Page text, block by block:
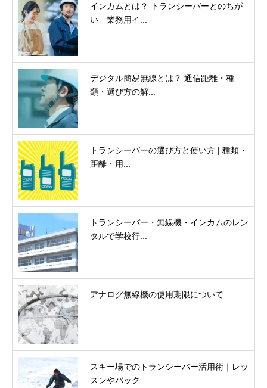
インカムとは？ トランシーバーとのちが
い 業務用イ...
デジタル簡易無線とは？ 通信距離・種
類・選び方の解...
トランシーバーの選び方と使い方 | 種類・
距離・用...
トランシーバー・無線機・インカムのレン
タルで学校行...
アナログ無線機の使用期限について
スキー場でのトランシーバー活用術｜レッ
スンやバック...